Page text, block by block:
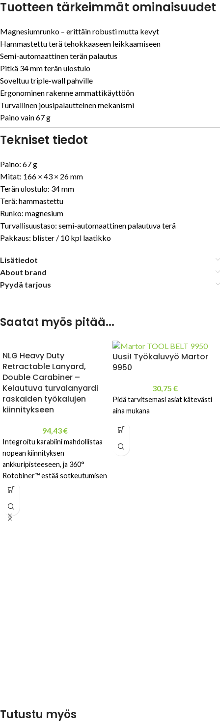
Tuotteen tärkeimmät ominaisuudet
Magnesiumrunko – erittäin robusti mutta kevyt
Hammastettu terä tehokkaaseen leikkaamiseen
Semi-automaattinen terän palautus
Pitkä 34 mm terän ulostulo
Soveltuu triple-wall pahville
Ergonominen rakenne ammattikäyttöön
Turvallinen jousipalautteinen mekanismi
Paino vain 67 g
Tekniset tiedot
Paino: 67 g
Mitat: 166 × 43 × 26 mm
Terän ulostulo: 34 mm
Terä: hammastettu
Runko: magnesium
Turvallisuustaso: semi-automaattinen palautuva terä
Pakkaus: blister / 10 kpl laatikko
Lisätiedot
About brand
Pyydä tarjous
Saatat myös pitää...
NLG Heavy Duty
Retractable Lanyard,
Double Carabiner –
Kelautuva turvalanyardi
raskaiden työkalujen
kiinnitykseen
94,43€
Integroitu karabiini mahdollistaa
nopean kiinnityksen
ankkuripisteeseen, ja 360°
Rotobiner™ estää sotkeutumisen
sekä tarjoaa työkalulle täyden
ratkaisu työkalujen
putoamissuojaamiseen
Uusi! Työkaluvyö Martor
9950
30,75 €
Pidä tarvitsemasi asiat kätevästi
aina mukana
Tutustu myös